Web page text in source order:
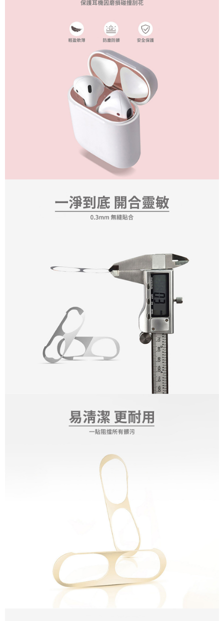
１．透過由恩沛科技股份有限公司提供之「AFTEE先享後付」服務完成之交
權轉讓予恩沛科技股份有限公司。
２．關於個人資料處理事宜，請瀏覽以下網址：
https://aftee.tw/terms/#terms3
３．未成年的使用者請事先徵得法定代理人或監護人之同意方可使用
「AFTEE先享後付」，若未經同意申辦者引起之損失，本公司不負相關責
４．使用「AFTEE先享後付」時，將依據個別帳號之用戶狀況，依本公司即
時審查核予不同之上限額度；若仍有額度不足之情形，本公司將視審查結果
請求用戶進行身份認證。
５．嚴禁一人註冊多個帳號或使用他人資訊註冊。若發現惡意使用之情形，
恩沛科技股份有限公司將有權停止該用戶之使用額度並採取法律行動。
每筆NT$80，滿NT$699(含以上)免運費